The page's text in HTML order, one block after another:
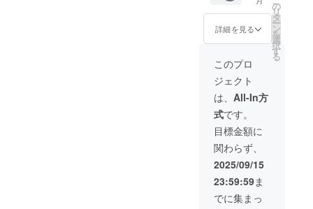
付帯し
た新し
い帽
子」を
提供致
しま
す。 ・
数量：1
個 ・サ
イズ：
フリー
サイズ
お手数
です
が，郵
便番
号，住
所，氏
名，電
詳細を見る
の
リ
タ
ー
ン
を
選
択
す
る
このプロ
ジェクト
は、 All-In方
式です。
目標金額に
関わらず、
2025/09/15
23:59:59ま
でに集まっ